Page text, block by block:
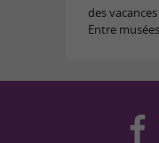
des
Entre